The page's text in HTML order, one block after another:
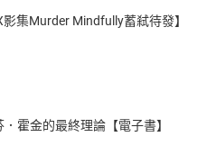
集Murder Mindfully蓄弒待發】
霍金的最終理論【電子書】